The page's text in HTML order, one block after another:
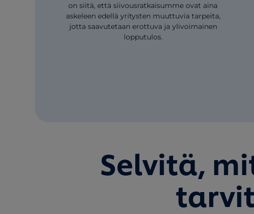
on siitä, että siivousratkaisumme ovat aina
askeleen edellä yritysten muuttuvia tarpeita,
jotta saavutetaan erottuva ja ylivoimainen
lopputulos.
Selvitä,